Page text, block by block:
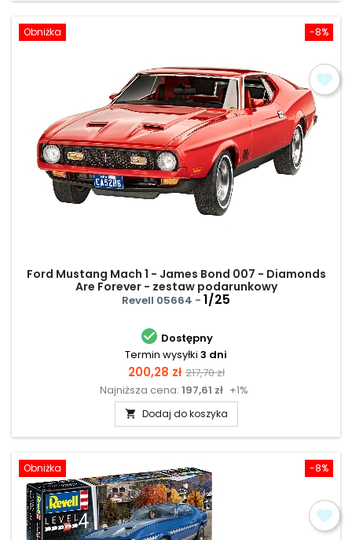
-8%
Obniżka
Ford Mustang Mach 1 - James Bond 007 - Diamonds
Are Forever - zestaw podarunkowy
Revell 05664 - 1/25
 Dostępny
Termin wysyłki 3 dni
Cena
200,28 zł Cena
podstawowa
217,70 zł
Najniższa cena: 197,61 zł +1%
 Dodaj do koszyka
-8%
Obniżka